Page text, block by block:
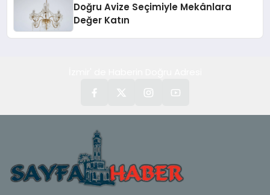
Doğru Avize Seçimiyle Mekânlara
Değer Katın